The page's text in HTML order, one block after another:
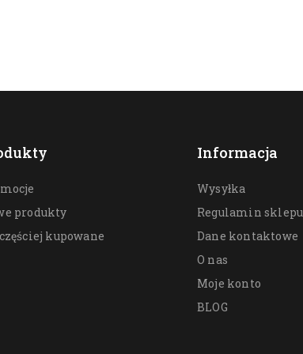
produkty
kupowane
Informacja
Wysyłka
Regulamin sklepu
Dane kontaktowe
O nas
Moje konto
BLOG